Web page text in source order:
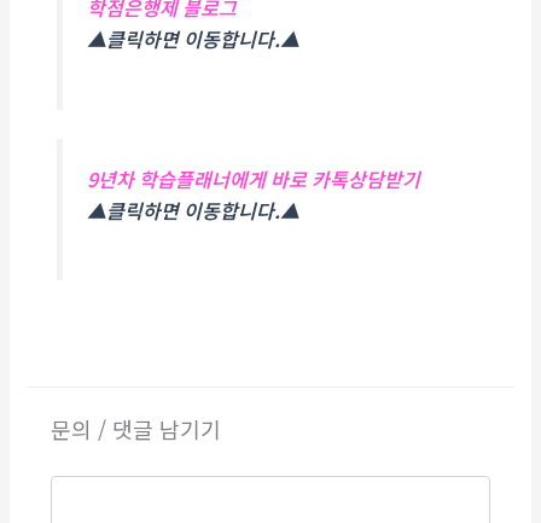
학점은행제 블로그
▲클릭하면 이동합니다.▲
9년차 학습플래너에게 바로 카톡상담받기
▲클릭하면 이동합니다.▲
문의 / 댓글 남기기